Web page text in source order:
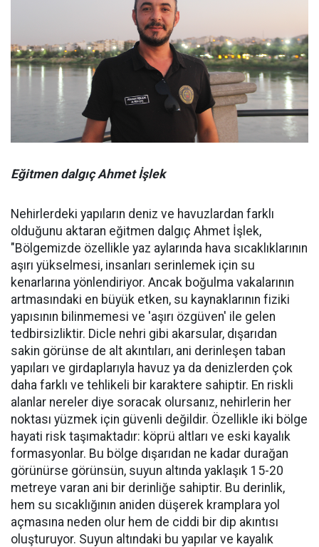
Eğitmen dalgıç Ahmet İşlek
Nehirlerdeki yapıların deniz ve havuzlardan farklı
olduğunu aktaran eğitmen dalgıç Ahmet İşlek,
"Bölgemizde özellikle yaz aylarında hava sıcaklıklarının
aşırı yükselmesi, insanları serinlemek için su
kenarlarına yönlendiriyor. Ancak boğulma vakalarının
artmasındaki en büyük etken, su kaynaklarının fiziki
yapısının bilinmemesi ve 'aşırı özgüven' ile gelen
tedbirsizliktir. Dicle nehri gibi akarsular, dışarıdan
sakin görünse de alt akıntıları, ani derinleşen taban
yapıları ve girdaplarıyla havuz ya da denizlerden çok
daha farklı ve tehlikeli bir karaktere sahiptir. En riskli
alanlar nereler diye soracak olursanız, nehirlerin her
noktası yüzmek için güvenli değildir. Özellikle iki bölge
hayati risk taşımaktadır: köprü altları ve eski kayalık
formasyonlar. Bu bölge dışarıdan ne kadar durağan
görünürse görünsün, suyun altında yaklaşık 15-20
metreye varan ani bir derinliğe sahiptir. Bu derinlik,
hem su sıcaklığının aniden düşerek kramplara yol
açmasına neden olur hem de ciddi bir dip akıntısı
oluşturuyor. Suyun altındaki bu yapılar ve kayalık